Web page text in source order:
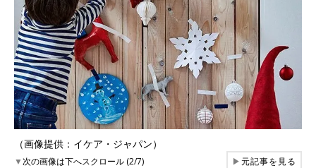
（画像提供：イケア・ジャパン）
▼次の画像は下へスクロール (2/7) ▶元記事を見る